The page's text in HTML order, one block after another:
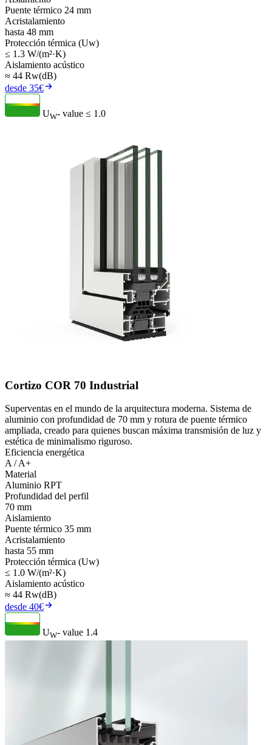
Puente térmico 24 mm
Acristalamiento
hasta 48 mm
Protección térmica (Uw)
≤ 1.3 W/(m²·K)
Aislamiento acústico
≈ 44 Rw(dB)
desde 35€
UW- value ≤ 1.0
Cortizo COR 70 Industrial
Superventas en el mundo de la arquitectura moderna. Sistema de
aluminio con profundidad de 70 mm y rotura de puente térmico
ampliada, creado para quienes buscan máxima transmisión de luz y
estética de minimalismo riguroso.
Eficiencia energética
A / A+
Material
Aluminio RPT
Profundidad del perfil
70 mm
Aislamiento
Puente térmico 35 mm
Acristalamiento
hasta 55 mm
Protección térmica (Uw)
≤ 1.0 W/(m²·K)
Aislamiento acústico
≈ 44 Rw(dB)
desde 40€
UW- value 1.4